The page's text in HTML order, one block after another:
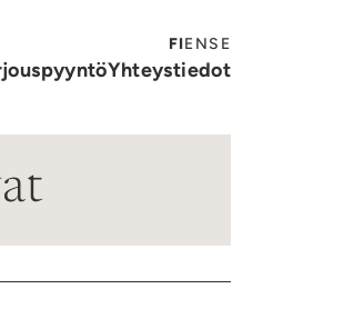
FIENSE
Yhteystiedot